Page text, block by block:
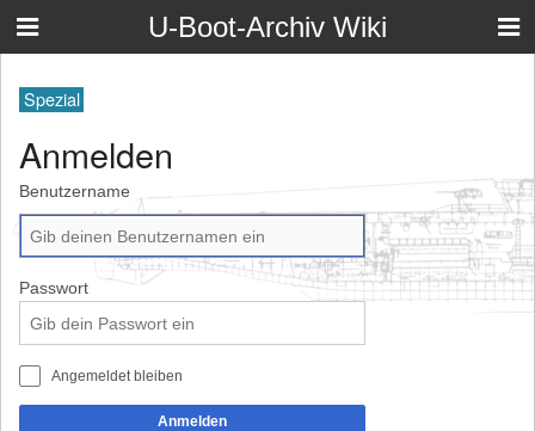
U-Boot-Archiv Wiki
Spezial
Anmelden
Benutzername
Passwort
Angemeldet bleiben
Anmelden